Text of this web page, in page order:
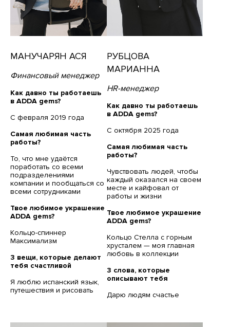
МАНУЧАРЯН АСЯ
Финансовый менеджер
Как давно ты работаешь
в ADDA gems?
С февраля 2019 года
Самая любимая часть
работы?
То, что мне удаётся
поработать со всеми
подразделениями
компании и пообщаться со
всеми сотрудниками
Твое любимое украшение
ADDA gems?
Кольцо-спиннер
Максимализм
3 вещи, которые делают
тебя счастливой
Я люблю испанский язык,
путешествия и рисовать
РУБЦОВА
МАРИАННА
HR-менеджер
Как давно ты работаешь
в ADDA gems?
С октября 2025 года
Самая любимая часть
работы?
Чувствовать людей, чтобы
каждый оказался на своем
месте и кайфовал от
работы и жизни
Твое любимое украшение
ADDA gems?
Кольцо Стелла с горным
хрусталем — моя главная
любовь в коллекции
3 слова, которые
описывают тебя
Дарю людям счастье